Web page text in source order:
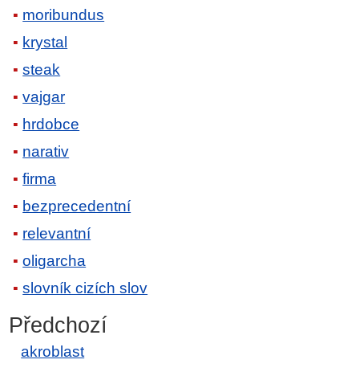
moribundus
krystal
steak
vajgar
hrdobce
narativ
firma
bezprecedentní
relevantní
oligarcha
slovník cizích slov
Předchozí
akroblast